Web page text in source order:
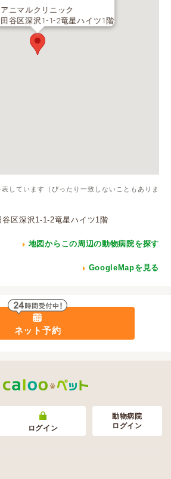
ニマルクリニック
谷区深沢1-1-2竜星ハイツ1階
しています（ぴったり一致しないこともありま
区深沢1-1-2竜星ハイツ1階
地図からこの周辺の動物病院を探す
GoogleMapを見る
ネット予約
ログイン
動物病院
ログイン